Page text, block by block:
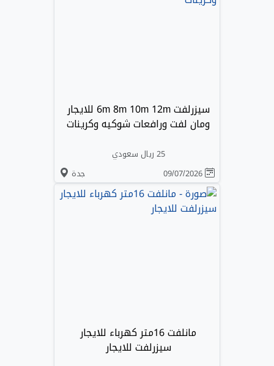
سيزرلفت 6m 8m 10m 12m للايجار
ومان لفت ورافعات شوكيه وكرينات
25 ريال سعودي
جدة
مانلفت 16متر كهرباء للايجار
سيزرلفت للايجار